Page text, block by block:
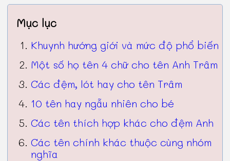
Mục lục
Khuynh hướng giới và mức độ phổ biến
Một số họ tên 4 chữ cho tên Anh Trâm
Các đệm, lót hay cho tên Trâm
10 tên hay ngẫu nhiên cho bé
Các tên thích hợp khác cho đệm Anh
Các tên chính khác thuộc cùng nhóm
nghĩa